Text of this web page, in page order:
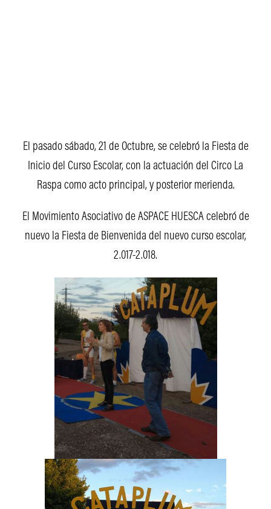
El pasado sábado, 21 de Octubre, se celebró la Fiesta de
Inicio del Curso Escolar, con la actuación del Circo La
Raspa como acto principal, y posterior merienda.
El Movimiento Asociativo de ASPACE HUESCA celebró de
nuevo la Fiesta de Bienvenida del nuevo curso escolar,
2.017-2.018.